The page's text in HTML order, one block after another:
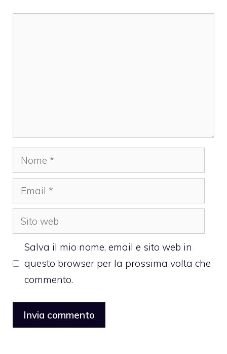
Nome
Email
Sito
web
Salva il mio nome, email e sito web in
questo browser per la prossima volta che
commento.